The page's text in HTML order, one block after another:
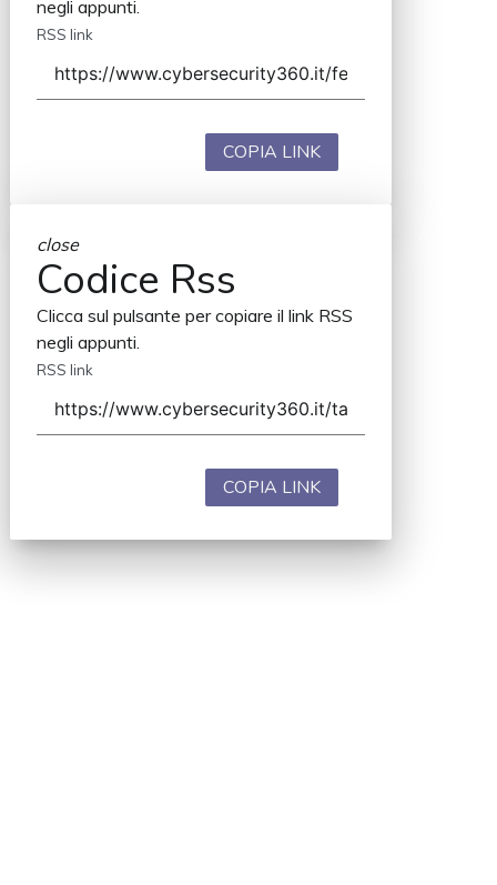
negli appunti.
RSS link
COPIA LINK
close
Codice Rss
Clicca sul pulsante per copiare il link RSS
negli appunti.
RSS link
COPIA LINK